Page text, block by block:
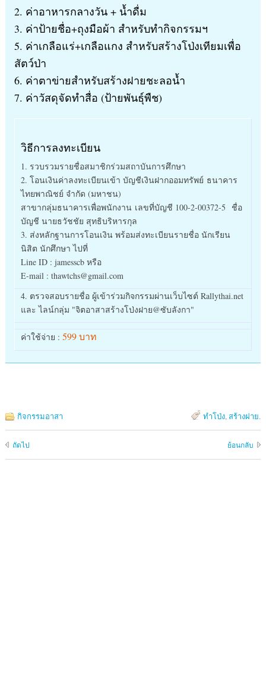
2. ค่าอาหารกลางวัน + น้ำดื่ม
3. ค่าป้ายชื่อ+ถุงมือผ้า สำหรับทำกิจกรรมฯ
5. ค่าเกลือแร่+เกลือแกง สำหรับสร้างโป่งเทียมเพื่อ
สัตว์ป่า
6. ค่าตาข่ายสำหรับสร้างฝายชะลอน้ำ
7. ค่าวัสดุจัดทำสื่อ (ป้ายพันธุ์พืช)
วิธีการลงทะเบียน
1. รวบรวมรายชื่อสมาชิกร่วมสถาบันการศึกษา
2. โอนเงินค่าลงทะเบียนเข้า บัญชีเงินฝากออมทรัพย์ ธนาคาร
ไทยพาณิชย์ จำกัด (มหาชน)
สาขากลุ่มธนาคารเพื่อพนักงาน เลขที่บัญชี 100-2-00372-5 ชื่อ
บัญชี นายธวัชชัย สุทธิบริหารกุล
3. ส่งหลักฐานการโอนเงิน พร้อมส่งทะเบียนรายชื่อ นักเรียน
นิสิต นักศึกษา ไปที่
Line ID : jamesscb หรือ
E-mail : thawtchs@gmail.com
4. ตรวจสอบรายชื่อ ผู้เข้าร่วมกิจกรรมผ่านเว็บไซต์ Rallythai.net
และ ไลน์กลุ่ม "จิตอาสาสร้างโป่งฝาย@ซับลังกา"
ค่าใช้จ่าย : 599 บาท
กิจกรรมอาสา ทำโป่ง,สร้างฝาย.
ถัดไป ย้อนกลับ